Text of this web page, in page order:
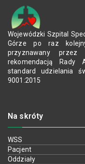
Wojewódzki Szpital
Górze po raz
przyznawany
rekomendacją Rady
standard udzielania
9001:2015
Na skróty
WSS
Pacjent
Oddziały